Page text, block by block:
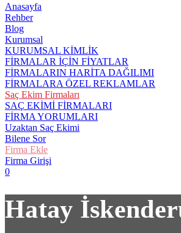
Anasayfa
Rehber
Blog
Kurumsal
KURUMSAL KİMLİK
FİRMALAR İÇİN FİYATLAR
FİRMALARIN HARİTA DAĞILIMI
FİRMALARA ÖZEL REKLAMLAR
Saç Ekim Firmaları
SAÇ EKİMİ FİRMALARI
FİRMA YORUMLARI
Uzaktan Saç Ekimi
Bilene Sor
Firma Ekle
Firma Girişi
0
Hatay